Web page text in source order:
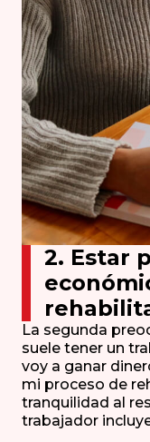
2. Estar
La segunda
suele tener un
voy a ganar
mi proceso de
tranquilidad al
trabajador